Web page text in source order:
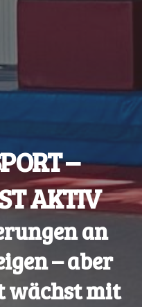
–
AKTIV
an
– aber
wächst mit